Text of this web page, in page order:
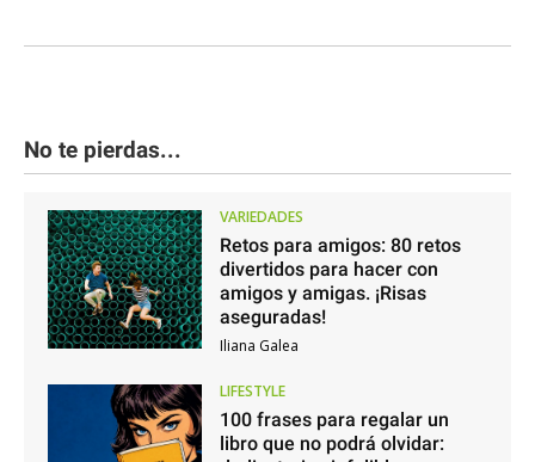
No te pierdas...
VARIEDADES
Retos para amigos: 80 retos
divertidos para hacer con
amigos y amigas. ¡Risas
aseguradas!
Iliana Galea
LIFESTYLE
100 frases para regalar un
libro que no podrá olvidar: